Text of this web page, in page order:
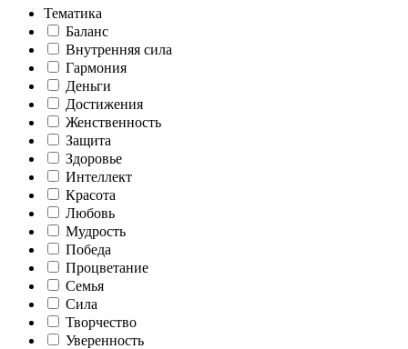
Тематика
Баланс
Внутренняя сила
Гармония
Деньги
Достижения
Женственность
Защита
Здоровье
Интеллект
Красота
Любовь
Мудрость
Победа
Процветание
Семья
Сила
Творчество
Уверенность